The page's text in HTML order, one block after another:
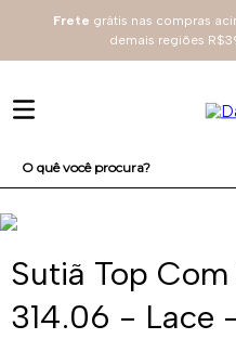
Frete grátis nas compras
demais regiões
Sutiã Top
314.06 - Lace
renda
3º everyday